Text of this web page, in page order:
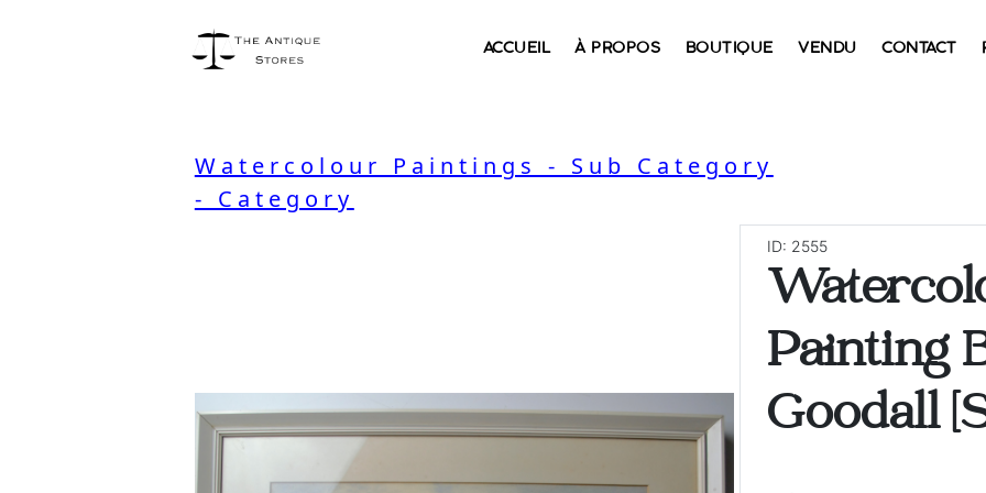
ACCUEIL À PROPOS BOUTIQUE VENDU CONTACT
Watercolour Paintings - Sub Category
- Category
ID: 2555
Painting
Goodall